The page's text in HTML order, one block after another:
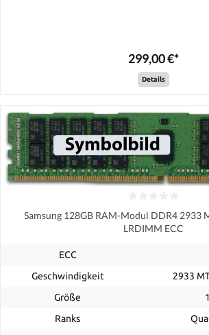
299,00 €*
Details
Samsung 128GB RAM-Modul DDR4 2933
LRDIMM ECC
ECC
Geschwindigkeit
2933
Größe
Ranks